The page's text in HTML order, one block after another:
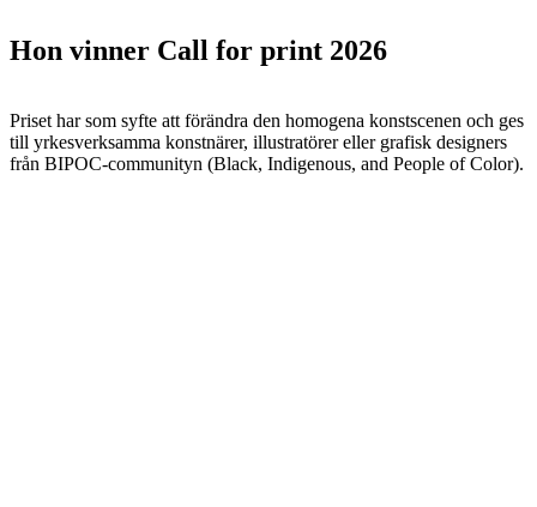
Hon vinner Call for print 2026
Priset har som syfte att förändra den homogena konstscenen och ges
till yrkesverksamma konstnärer, illustratörer eller grafisk designers
från BIPOC-communityn (Black, Indigenous, and People of Color).